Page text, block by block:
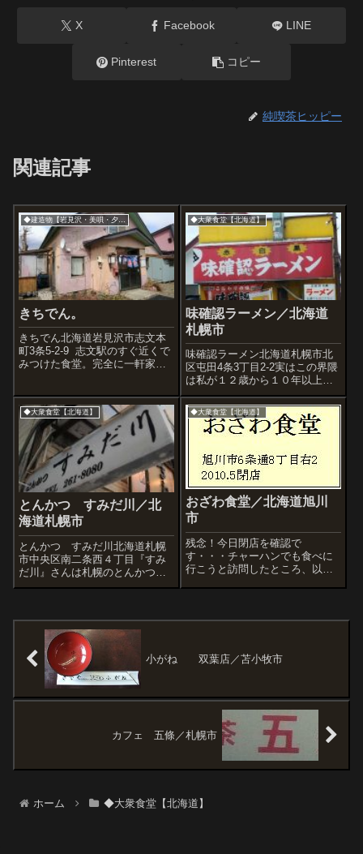
X Facebook LINE
Pinterest コピー
純喫茶ヒッピー
関連記事
◆建造物【岩見沢・美唄・夕張市】
きちでん。
きちでん北海道岩見沢市志文本
町3条5-2-9 志文駅のすぐ近くで
みつけた食堂。完全に一軒家と
っ。(^^)/ おかしいなあ。写真
もっと撮らせていただいたのに
これしか見当たらない。...
◆大衆食堂【北海道】
味確認ラーメン／北海道
札幌市
味確認ラーメン北海道札幌市北
区屯田4条3丁目2-2実はこの界隈
は私が１２歳から１０年以上暮
らした青春時代の場所で、プラ
モデルをよく買いに行った中村
商店や屯田公設市場、屯田商
店、青山商店、BCLラジオを買
いた新聞店...
◆大衆食堂【北海道】
とんかつ すみだ川／北
海道札幌市
とんかつ すみだ川北海道札幌
市中央区南二条西４丁目『すみ
だ川』さんは札幌のとんかつの
代名詞の店です。たしか40年く
たと思います。 それまでは
たしか南3条西4か5丁目あたりの
病院のビ...
◆大衆食堂【北海道】
おざわ食堂／北海道旭川
市
残念！今日閉店を確認で
す・・・チャーハンでも食べに
行こうと訪問したところ、以下
もかー。以下は以前、ケータイ
小がね 双葉店／苫小牧市
カフェ 五條／札幌市
ホーム ◆大衆食堂【北海道】